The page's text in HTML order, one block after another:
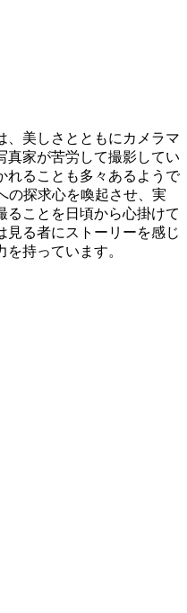
、美しさとともにカメラマ
真家が苦労して撮影してい
れることも多々あるようで
の探求心を喚起させ、実
ることを日頃から心掛けて
見る者にストーリーを感じ
持っています。